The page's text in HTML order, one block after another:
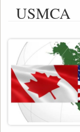
USMCA